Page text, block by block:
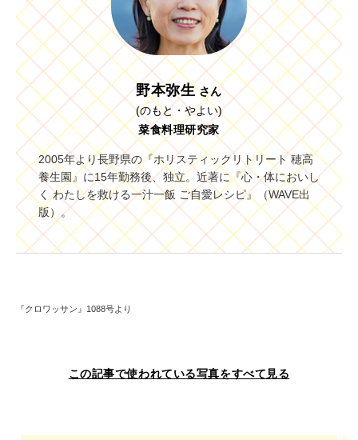
野本弥生 さん
(のもと・やよい)
菜食料理研究家
2005年より長野県の『ホリスティックリトリート 穂高
養生園』に15年勤務後、独立。近著に『心・体においし
く わたしを救ける一汁一飯 ご自愛レシピ』（WAVE出
版）。
『クロワッサン』1088号より
この記事で使われている写真をすべて見る